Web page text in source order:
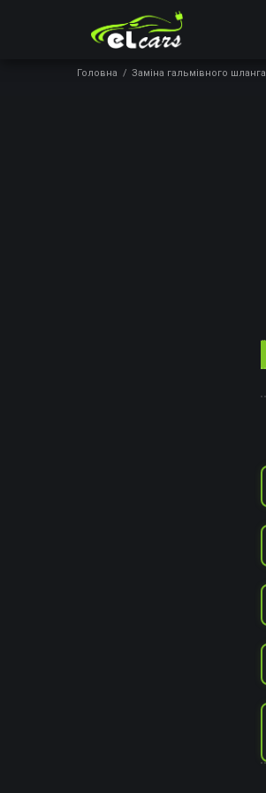
Головна / Заміна гальмівного шланга